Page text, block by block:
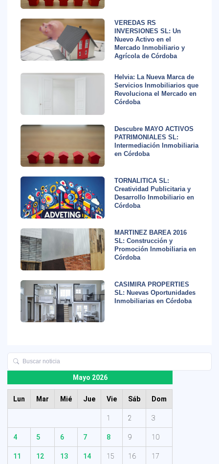
VEREDAS RS
INVERSIONES SL: Un
Nuevo Activo en el
Mercado Inmobiliario y
Agrícola de Córdoba
Helvia: La Nueva Marca de
Servicios Inmobiliarios que
Revoluciona el Mercado en
Córdoba
Descubre MAYO ACTIVOS
PATRIMONIALES SL:
Intermediación Inmobiliaria
en Córdoba
TORNALITICA SL:
Creatividad Publicitaria y
Desarrollo Inmobiliario en
Córdoba
MARTINEZ BAREA 2016
SL: Construcción y
Promoción Inmobiliaria en
Córdoba
CASIMIRA PROPERTIES
SL: Nuevas Oportunidades
Inmobiliarias en Córdoba
Mayo 2026
Lun Mar Mié Jue Vie Sáb Dom
1 2 3
4 5 6 7 8 9 10
11 12 13 14 15 16 17